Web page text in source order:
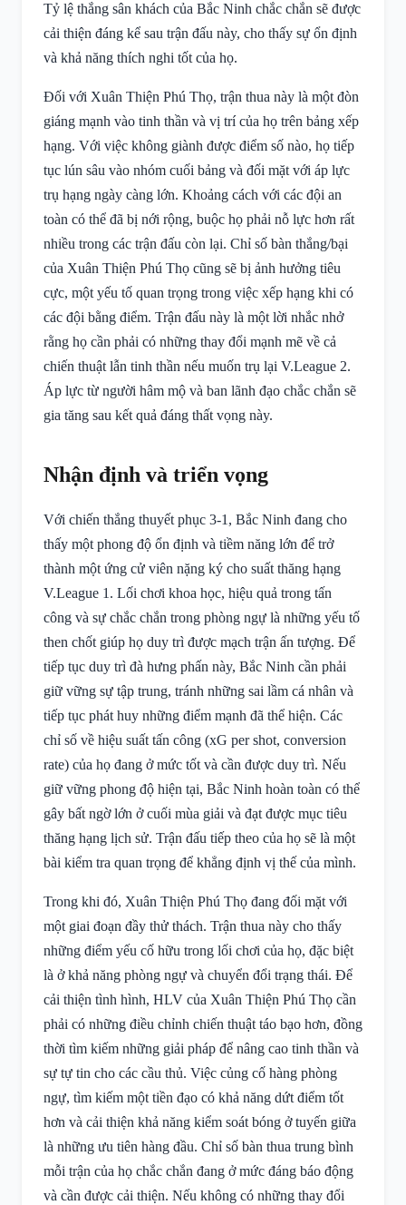
Tỷ lệ thắng sân khách của Bắc Ninh chắc chắn sẽ được
cải thiện đáng kể sau trận đấu này, cho thấy sự ổn định
và khả năng thích nghi tốt của họ.
Đối với Xuân Thiện Phú Thọ, trận thua này là một đòn
giáng mạnh vào tinh thần và vị trí của họ trên bảng xếp
hạng. Với việc không giành được điểm số nào, họ tiếp
tục lún sâu vào nhóm cuối bảng và đối mặt với áp lực
trụ hạng ngày càng lớn. Khoảng cách với các đội an
toàn có thể đã bị nới rộng, buộc họ phải nỗ lực hơn rất
nhiều trong các trận đấu còn lại. Chỉ số bàn thắng/bại
của Xuân Thiện Phú Thọ cũng sẽ bị ảnh hưởng tiêu
cực, một yếu tố quan trọng trong việc xếp hạng khi có
các đội bằng điểm. Trận đấu này là một lời nhắc nhở
rằng họ cần phải có những thay đổi mạnh mẽ về cả
chiến thuật lẫn tinh thần nếu muốn trụ lại V.League 2.
Áp lực từ người hâm mộ và ban lãnh đạo chắc chắn sẽ
gia tăng sau kết quả đáng thất vọng này.
Nhận định và triển vọng
Với chiến thắng thuyết phục 3-1, Bắc Ninh đang cho
thấy một phong độ ổn định và tiềm năng lớn để trở
thành một ứng cử viên nặng ký cho suất thăng hạng
V.League 1. Lối chơi khoa học, hiệu quả trong tấn
công và sự chắc chắn trong phòng ngự là những yếu tố
then chốt giúp họ duy trì được mạch trận ấn tượng. Để
tiếp tục duy trì đà hưng phấn này, Bắc Ninh cần phải
giữ vững sự tập trung, tránh những sai lầm cá nhân và
tiếp tục phát huy những điểm mạnh đã thể hiện. Các
chỉ số về hiệu suất tấn công (xG per shot, conversion
rate) của họ đang ở mức tốt và cần được duy trì. Nếu
giữ vững phong độ hiện tại, Bắc Ninh hoàn toàn có thể
gây bất ngờ lớn ở cuối mùa giải và đạt được mục tiêu
thăng hạng lịch sử. Trận đấu tiếp theo của họ sẽ là một
bài kiểm tra quan trọng để khẳng định vị thế của mình.
Trong khi đó, Xuân Thiện Phú Thọ đang đối mặt với
một giai đoạn đầy thử thách. Trận thua này cho thấy
những điểm yếu cố hữu trong lối chơi của họ, đặc biệt
là ở khả năng phòng ngự và chuyển đổi trạng thái. Để
cải thiện tình hình, HLV của Xuân Thiện Phú Thọ cần
phải có những điều chỉnh chiến thuật táo bạo hơn, đồng
thời tìm kiếm những giải pháp để nâng cao tinh thần và
sự tự tin cho các cầu thủ. Việc củng cố hàng phòng
ngự, tìm kiếm một tiền đạo có khả năng dứt điểm tốt
hơn và cải thiện khả năng kiểm soát bóng ở tuyến giữa
là những ưu tiên hàng đầu. Chỉ số bàn thua trung bình
mỗi trận của họ chắc chắn đang ở mức đáng báo động
và cần được cải thiện. Nếu không có những thay đổi